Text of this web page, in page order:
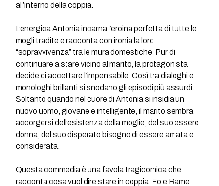
all’interno della coppia.
L’energica Antonia incarna l’eroina perfetta di tutte le
mogli tradite e racconta con ironia la loro
“sopravvivenza” tra le mura domestiche. Pur di
continuare a stare vicino al marito, la protagonista
decide di accettare l’impensabile. Così tra dialoghi e
monologhi brillanti si snodano gli episodi più assurdi.
Soltanto quando nel cuore di Antonia si insidia un
nuovo uomo, giovane e intelligente, il marito sembra
accorgersi dell’esistenza della moglie, del suo essere
donna, del suo disperato bisogno di essere amata e
considerata.
Questa commedia è una favola tragicomica che
racconta cosa vuol dire stare in coppia. Fo e Rame